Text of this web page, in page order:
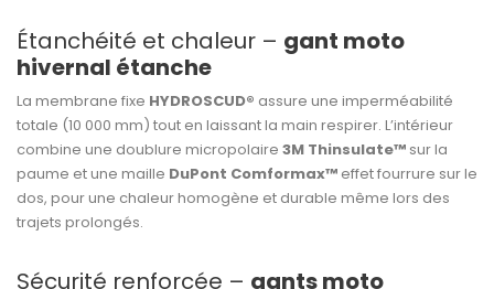
Étanchéité et chaleur – gant moto
hivernal étanche
La membrane fixe HYDROSCUD® assure une imperméabilité
totale (10 000 mm) tout en laissant la main respirer. L’intérieur
combine une doublure micropolaire 3M Thinsulate™ sur la
paume et une maille DuPont Comformax™ effet fourrure sur le
dos, pour une chaleur homogène et durable même lors des
trajets prolongés.
Sécurité renforcée – gants moto